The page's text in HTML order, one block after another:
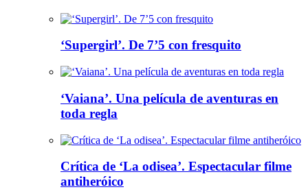
‘Supergirl’. De 7’5 con fresquito
‘Vaiana’. Una película de aventuras en
toda regla
Crítica de ‘La odisea’. Espectacular filme
antiheróico